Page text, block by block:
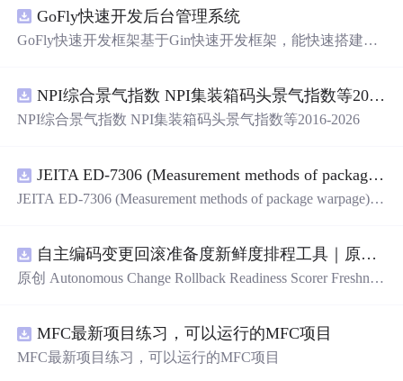
GoFly快速开发后台管理系统
GoFly快速开发框架基于Gin快速开发框架，能快速搭建应
管理后台等。api文档管理并一键生成api接口代码，一键生
成CRUD前后端代码丰富组件，基于 Gin和 Vue3的Arco D
大道至简思想，接口单层设计，开发简单，极易上手、代
码可读性和可维护性好、得益于Go优秀性能框架性能和并
发都很优秀、需要硬件资源很小。
NPI综合景气指数 NPI集装箱码头景气指数等2016-2026
NPI综合景气指数 NPI集装箱码头景气指数等2016-2026
JEITA ED-7306 (Measurement methods of package warpage).pdf
JEITA ED-7306 (Measurement methods of package warpage).p
自主编码变更回滚准备度新鲜度排程工具｜原创源码+测试+离线报告
原创 Autonomous Change Rollback Readiness Scorer Freshnes
备度”的结果，按风险、变化速度、证据有效期和负责人安
排周期复核；本地网页、JSON/HTML/SVG报告、测试与
MFC最新项目练习，可以运行的MFC项目
MFC最新项目练习，可以运行的MFC项目